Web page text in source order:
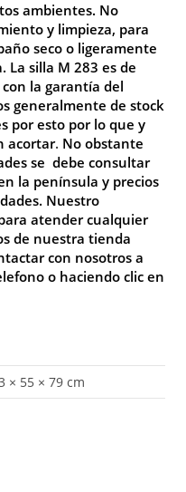
ambientes. No
y limpieza, para
seco o ligeramente
La silla M 283 es de
la garantía del
generalmente de stock
por esto por lo que y
acortar. No obstante
se debe consultar
la península y precios
Nuestro
atender cualquier
de nuestra tienda
con nosotros a
o haciendo clic en
× 55 × 79 cm